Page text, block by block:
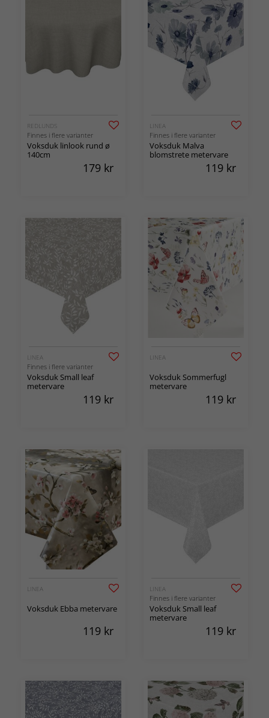
REDLUNDS
Finnes i flere varianter
Voksduk linlook rund ø
140cm
179 kr
LINEA
Finnes i flere varianter
Voksduk Malva
blomstrete metervare
119 kr
LINEA
Finnes i flere varianter
Voksduk Small leaf
metervare
119 kr
LINEA
Voksduk Sommerfugl
metervare
119 kr
LINEA
Voksduk Ebba metervare
119 kr
LINEA
Finnes i flere varianter
Voksduk Small leaf
metervare
119 kr